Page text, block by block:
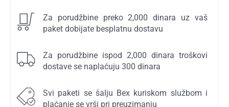
Za porudžbine preko 2,000 dinara uz vaš
paket dobijate besplatnu dostavu
Za porudžbine ispod 2,000 dinara troškovi
dostave se naplaćuju 300 dinara
Svi paketi se šalju Bex kuriskom službom i
plaćanje se vrši pri preuzimanju